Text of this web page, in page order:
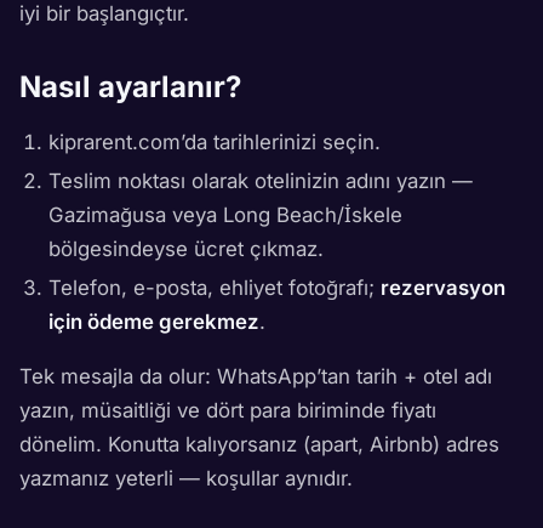
iyi bir başlangıçtır.
Nasıl ayarlanır?
kiprarent.com’da tarihlerinizi seçin.
Teslim noktası olarak otelinizin adını yazın —
Gazimağusa veya Long Beach/İskele
bölgesindeyse ücret çıkmaz.
Telefon, e-posta, ehliyet fotoğrafı; rezervasyon
için ödeme gerekmez.
Tek mesajla da olur: WhatsApp’tan tarih + otel adı
yazın, müsaitliği ve dört para biriminde fiyatı
dönelim. Konutta kalıyorsanız (apart, Airbnb) adres
yazmanız yeterli — koşullar aynıdır.